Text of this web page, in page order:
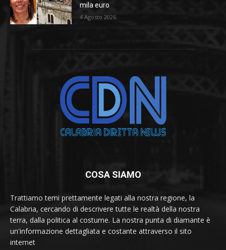
mila euro
4 Agosto 2026
COSA SIAMO
Trattiamo temi prettamente legati alla nostra regione, la
Calabria, cercando di descrivere tutte le realtà della nostra
terra, dalla politica al costume. La nostra punta di diamante è
un'informazione dettagliata e costante attraverso il sito
internet